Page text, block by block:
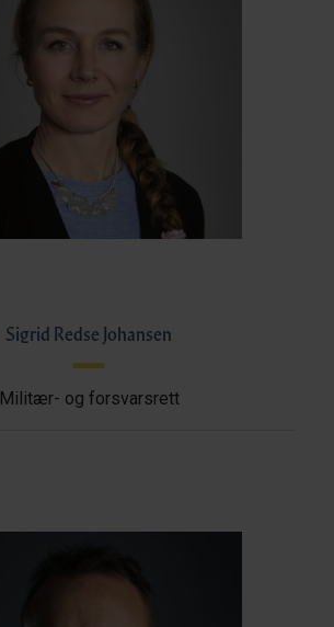
Sigrid Redse Johansen
Militær- og forsvarsrett